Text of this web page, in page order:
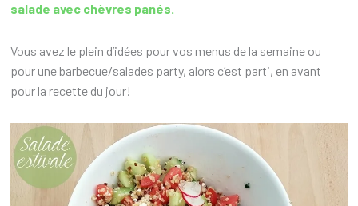
salade avec chèvres panés.
Vous avez le plein d’idées pour vos menus de la semaine ou
pour une barbecue/salades party, alors c’est parti, en avant
pour la recette du jour!